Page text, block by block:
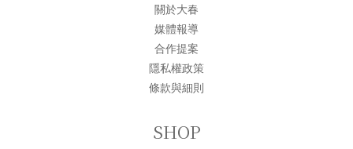
關於大春
媒體報導
合作提案
隱私權政策
條款與細則
SHOP